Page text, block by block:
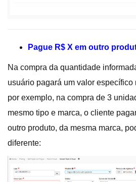
Pague R$ X em outro
Na compra da quantidade
usuário pagará um valor específico
por exemplo, na compra de 3
mesmo tipo e marca, o cliente
outro produto, da mesma marca,
diferente: